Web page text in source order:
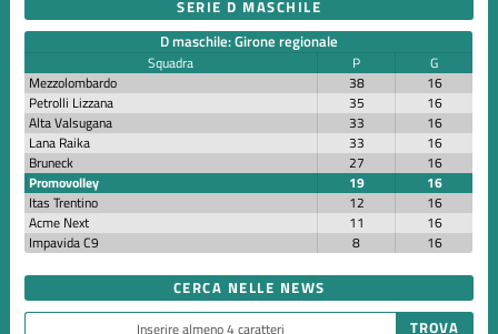
SERIE D MASCHILE
D maschile: Girone regionale
Squadra P
G
Mezzolombardo
38
16
Petrolli Lizzana
35
16
Alta Valsugana
33
16
Lana Raika
33
16
Bruneck
27
16
Promovolley
19
16
Itas Trentino
12
16
Acme Next
11
16
Impavida C9
8 16
CERCA NELLE NEWS